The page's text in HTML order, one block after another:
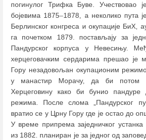
погинулог Трифка Буве. Учествовао
бојевима 1875–1878, а неколико пута
Берлинског конгреса и окупације БиХ,
га почетком 1879. постављају за
Пандурског корпуса у Невесињу.
херцеговачким сердарима прешао је
Гору незадовољан окупационим
у манастир Морачу, да би потом
Херцеговину како би бунио
режима. После слома „Пандурског
вратио се у Црну Гору где је остао до
У време припрема заједничког
из 1882. планиран је за једног од